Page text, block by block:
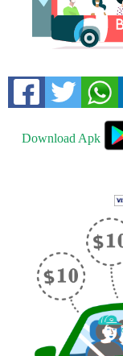
Download Apk